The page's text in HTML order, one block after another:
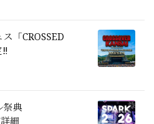
「CROSSED
祭典
細